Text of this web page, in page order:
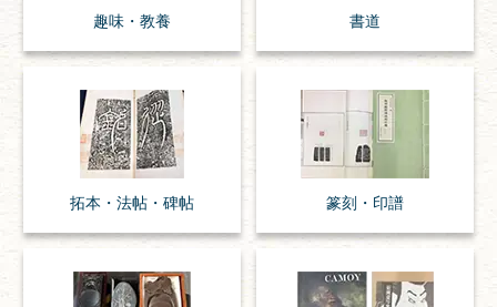
趣味・ 教養 書道
拓本・法帖・ 碑帖 篆刻・印譜